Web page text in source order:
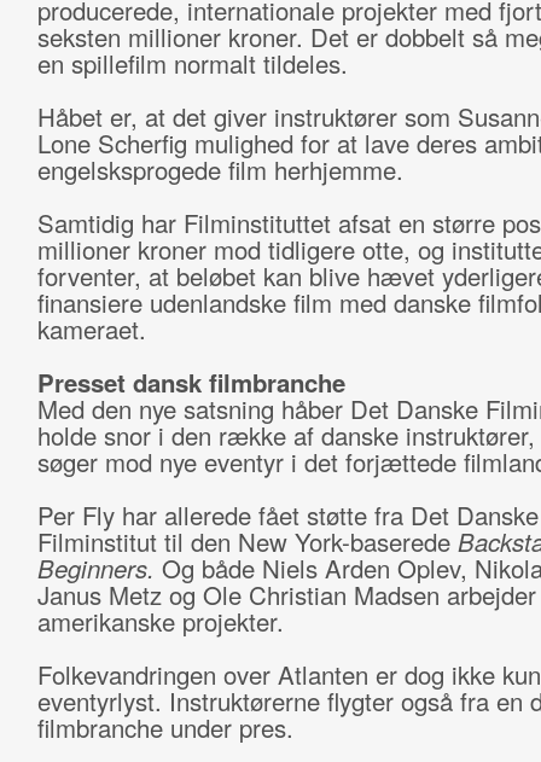
producerede, internationale projekter med
seksten millioner kroner. Det er dobbelt så
en spillefilm normalt tildeles.
Håbet er, at det giver instruktører som
Lone Scherfig mulighed for at lave deres
engelsksprogede film herhjemme.
Samtidig har Filminstituttet afsat en større
millioner kroner mod tidligere otte, og
forventer, at beløbet kan blive hævet
finansiere udenlandske film med danske
kameraet.
Presset dansk filmbranche
Med den nye satsning håber Det Danske
holde snor i den række af danske
søger mod nye eventyr i det forjættede
Per Fly har allerede fået støtte fra Det Danske
Filminstitut til den New York-baserede
Beginners. Og både Niels Arden Oplev,
Janus Metz og Ole Christian Madsen
amerikanske projekter.
Folkevandringen over Atlanten er dog ikke
eventyrlyst. Instruktørerne flygter også fra en
filmbranche under pres.